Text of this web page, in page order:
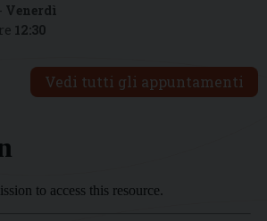
- Venerdì
12:30
Vedi tutti gli appuntamenti